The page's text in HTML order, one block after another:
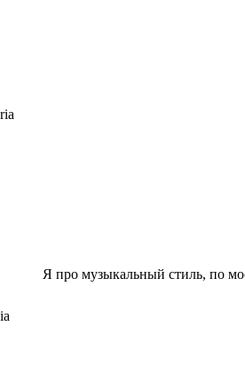
Я про музыкальный стиль, по